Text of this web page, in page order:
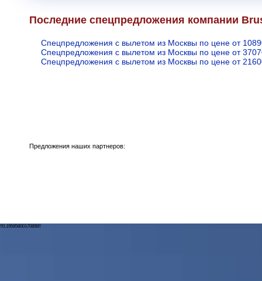
Последние спецпредложения компании
Спецпредложения с вылетом из Москвы по цене от
Спецпредложения с вылетом из Москвы по цене от
Спецпредложения с вылетом из Москвы по цене от
Предложения наших партнеров:
!!0.19585800170898!!